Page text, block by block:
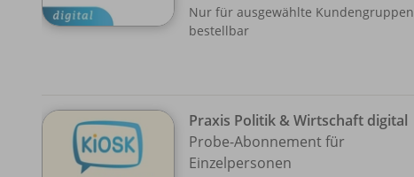
Nur für ausgewählte Kundengruppen
bestellbar
Praxis Politik & Wirtschaft digital
Probe-Abonnement für
Einzelpersonen